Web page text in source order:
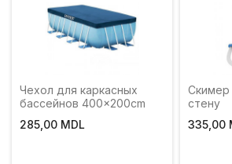
Чехол для каркасных
бассейнов 400x200cm
285,00 MDL
Скимер
стену
335,00